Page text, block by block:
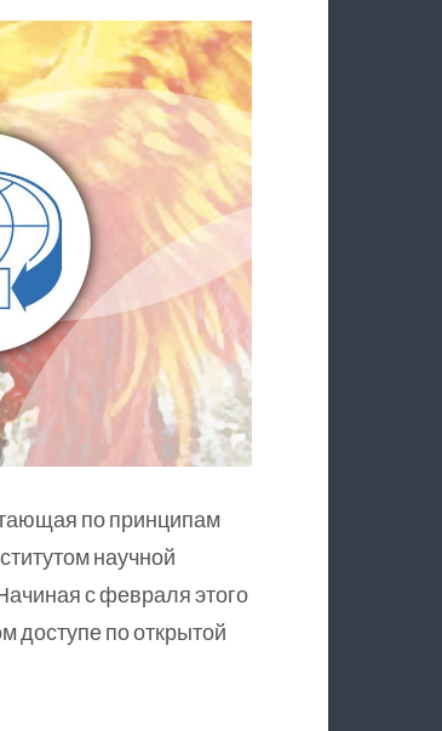
по принципам
научной
с февраля этого
доступе по открытой